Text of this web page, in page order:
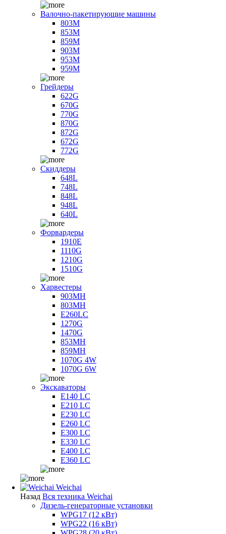
Валочно-пакетирующие машины
803M
853M
859M
903M
953M
959M
Грейдеры
622G
670G
770G
870G
872G
672G
772G
Скиддеры
648L
748L
848L
948L
640L
Форвардеры
1910E
1110G
1210G
1510G
Харвестеры
903MH
803MH
E260LC
1270G
1470G
853MH
859MH
1070G 4W
1070G 6W
Экскаваторы
E140 LC
E210 LC
E230 LC
E260 LC
E300 LC
E330 LC
E400 LC
E360 LC
Weichai
Назад Вся техника Weichai
Дизель-генераторные установки
WPG17 (12 кВт)
WPG22 (16 кВт)